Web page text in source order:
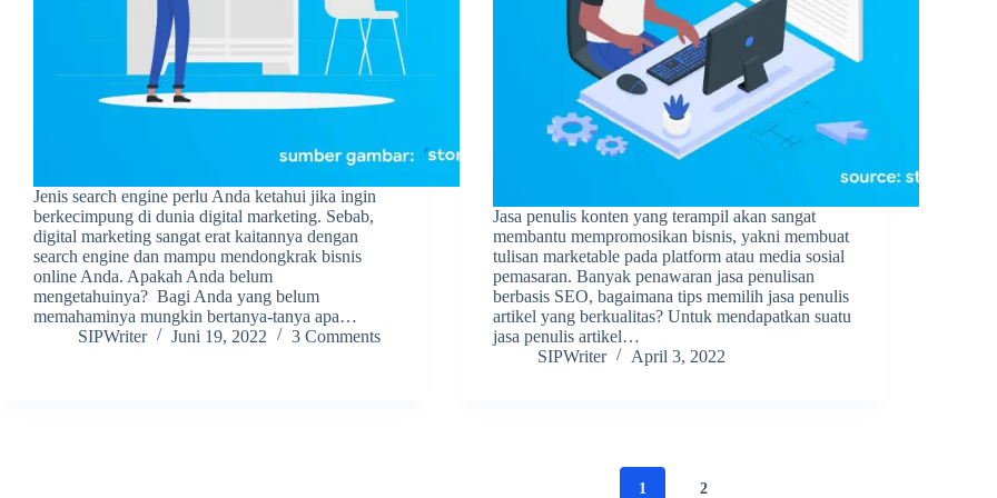
Jenis search engine perlu Anda ketahui jika ingin
berkecimpung di dunia digital marketing. Sebab,
digital marketing sangat erat kaitannya dengan
search engine dan mampu mendongkrak bisnis
online Anda. Apakah Anda belum
mengetahuinya? Bagi Anda yang belum
memahaminya mungkin bertanya-tanya apa…
SIPWriter
Juni 19, 2022 3 Comments
Jasa penulis konten yang terampil akan sangat
membantu mempromosikan bisnis, yakni membuat
tulisan marketable pada platform atau media sosial
pemasaran. Banyak penawaran jasa penulisan
berbasis SEO, bagaimana tips memilih jasa penulis
artikel yang berkualitas? Untuk mendapatkan suatu
jasa penulis artikel…
SIPWriter
April 3, 2022
1 2